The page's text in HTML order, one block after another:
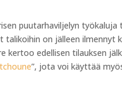
puutarhaviljelyn
talikoihin on jälleen
kertoo edellisen tilauksen
”, jota voi käyttää